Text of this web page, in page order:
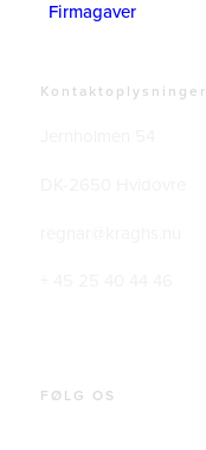
Firmagaver
Kontaktoplysninger
FØLG OS